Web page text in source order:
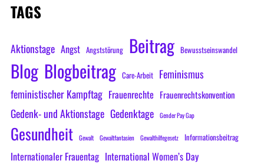
TAGS
Aktionstage Angst Angststörung Beitrag Bewusstseinswandel
Blog Blogbeitrag Care-Arbeit Feminismus
feministischer Kampftag Frauenrechte Frauenrechtskonvention
Gedenk- und Aktionstage Gedenktage Gender Pay Gap
Gesundheit Gewalt Gewaltfantasien Gewalthilfegesetz Informationsbeitrag
Internationaler Frauentag International Women’s Day